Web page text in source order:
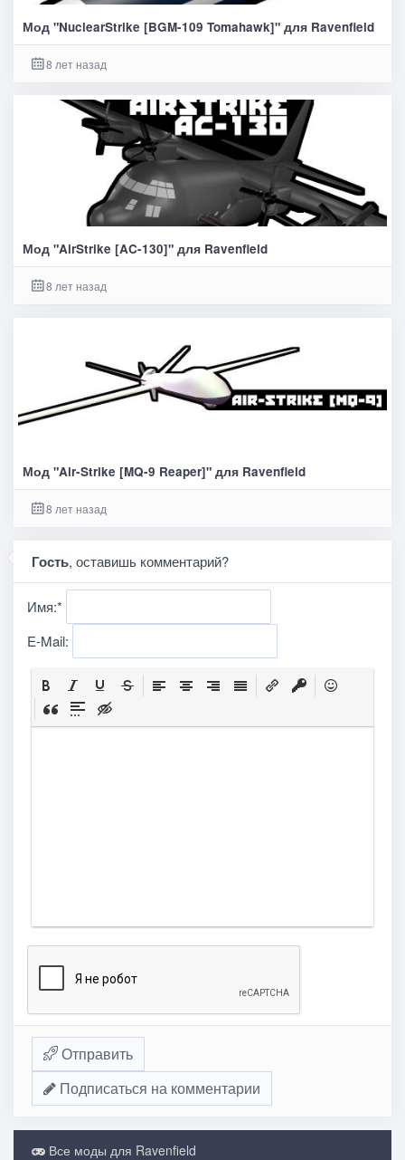
Мод "NuclearStrike [BGM-109 Tomahawk]" для Ravenfield
8 лет назад
Мод "AirStrike [AC-130]" для Ravenfield
8 лет назад
Мод "Air-Strike [MQ-9 Reaper]" для Ravenfield
8 лет назад
Гость, оставишь комментарий?
Имя:*
E-Mail:
Отправить
Подписаться на комментарии
Все моды для Ravenfield